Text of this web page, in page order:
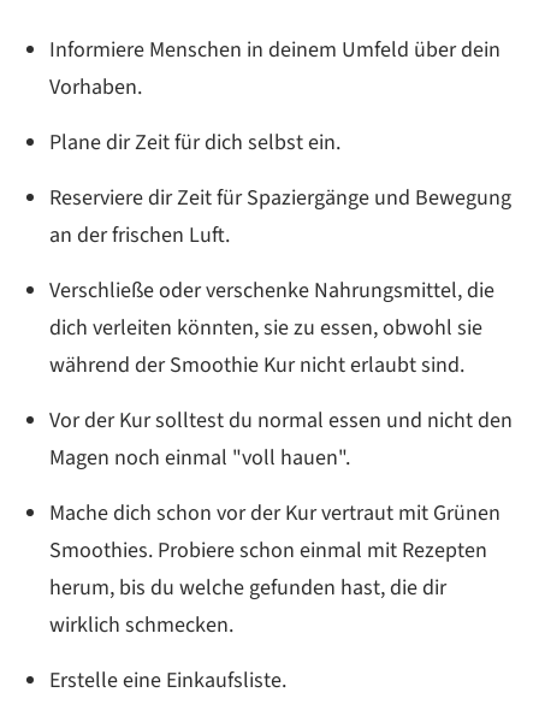
Informiere Menschen in deinem Umfeld über dein
Vorhaben.
Plane dir Zeit für dich selbst ein.
Reserviere dir Zeit für Spaziergänge und Bewegung
an der frischen Luft.
Verschließe oder verschenke Nahrungsmittel, die
dich verleiten könnten, sie zu essen, obwohl sie
während der Smoothie Kur nicht erlaubt sind.
Vor der Kur solltest du normal essen und nicht den
Magen noch einmal "voll hauen".
Mache dich schon vor der Kur vertraut mit Grünen
Smoothies. Probiere schon einmal mit Rezepten
herum, bis du welche gefunden hast, die dir
wirklich schmecken.
Erstelle eine Einkaufsliste.